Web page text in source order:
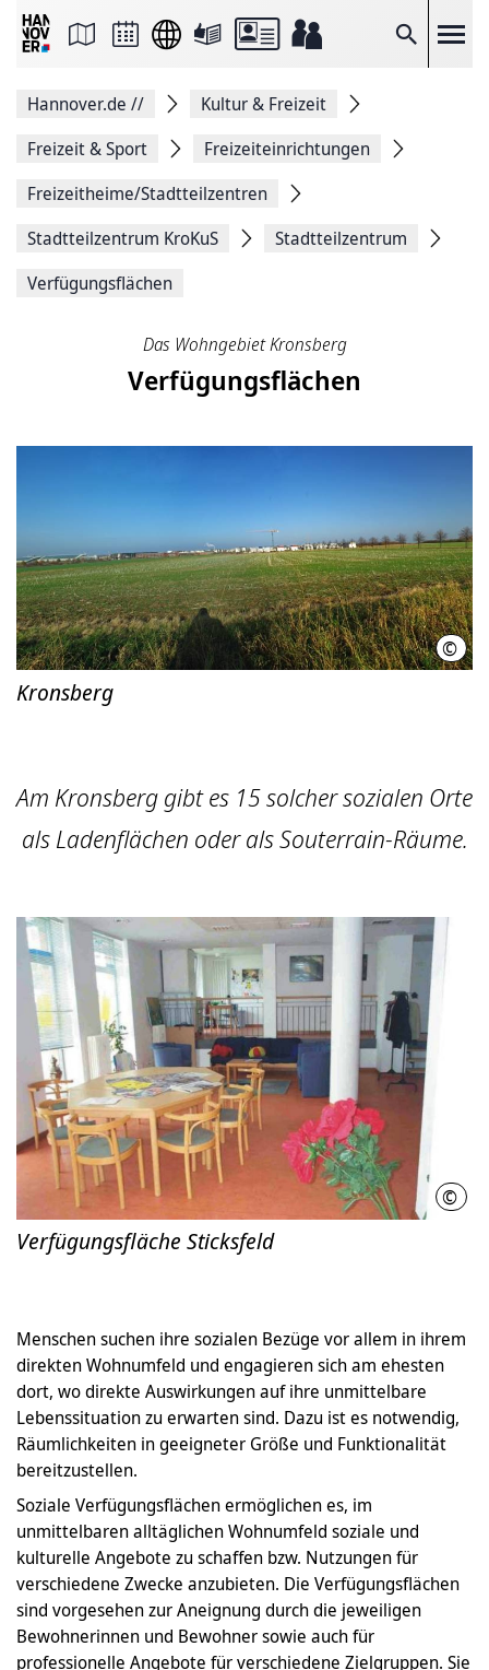
Suche
Seite
Facebook
teilen
Seitenlink
Seite
Hannover.de //
Kultur & Freizeit
Freizeit & Sport
Freizeiteinrichtungen
Freizeitheime/Stadtteilzentren
Stadtteilzentrum KroKuS
Stadtteilzentrum
Verfügungsflächen
Das Wohngebiet Kronsberg
Verfügungsflächen
©
Kronsberg
Am Kronsberg gibt es 15 solcher sozialen Orte
als Ladenflächen oder als Souterrain-Räume.
© LHH
Verfügungsfläche Sticksfeld
Menschen suchen ihre sozialen Bezüge vor allem in ihrem
direkten Wohnumfeld und engagieren sich am ehesten
dort, wo direkte Auswirkungen auf ihre unmittelbare
Lebenssituation zu erwarten sind. Dazu ist es notwendig,
Räumlichkeiten in geeigneter Größe und Funktionalität
bereitzustellen.
Soziale Verfügungsflächen ermöglichen es, im
unmittelbaren alltäglichen Wohnumfeld soziale und
kulturelle Angebote zu schaffen bzw. Nutzungen für
verschiedene Zwecke anzubieten. Die Verfügungsflächen
sind vorgesehen zur Aneignung durch die jeweiligen
Bewohnerinnen und Bewohner sowie auch für
professionelle Angebote für verschiedene Zielgruppen. Sie